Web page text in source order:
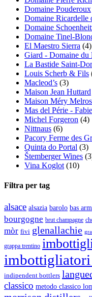
Domaine Pouderoux
Domaine Ricardelle
Domaine
Domaine Tinel-
El Maestro Sierra (4)
Giard - Domaine
La Bastide Saint-
Louis Scherb & Fils
Macleod’s (3)
Maison Jean Huttard
Maison Méry
Mas del Périe -
Michel Forgeron (4)
Nittnaus (6)
Pacory Ferme des
Quinta do Portal (3)
Štemberger Wines
Vina Koglot (10)
Filtra per tag
alsace alsazia barolo bas
bourgogne brut champagne
mòr fivi glenallachie
grappa trentino
indipendent bottlers
classico metodo classico